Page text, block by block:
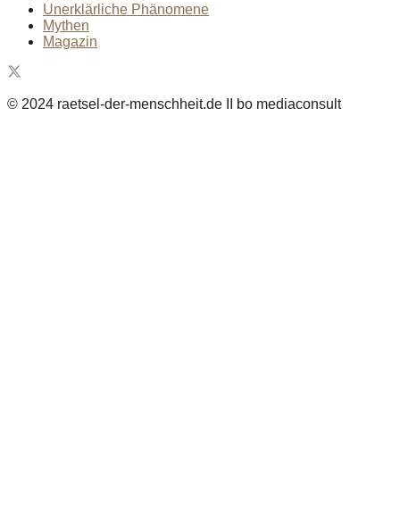
Unerklärliche Phänomene
Mythen
Magazin
© 2024 raetsel-der-menschheit.de II bo mediaconsult